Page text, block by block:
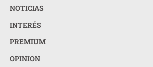
NOTICIAS
INTERÉS
PREMIUM
OPINION